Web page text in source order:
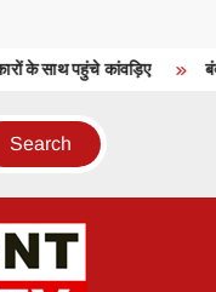
के साथ पहुंचे कांवड़िए ​बंदूक